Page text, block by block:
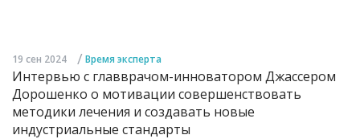
19 сен 2024 / Время эксперта
Интервью с главврачом-инноватором Джассером
Дорошенко о мотивации совершенствовать
методики лечения и создавать новые
индустриальные стандарты